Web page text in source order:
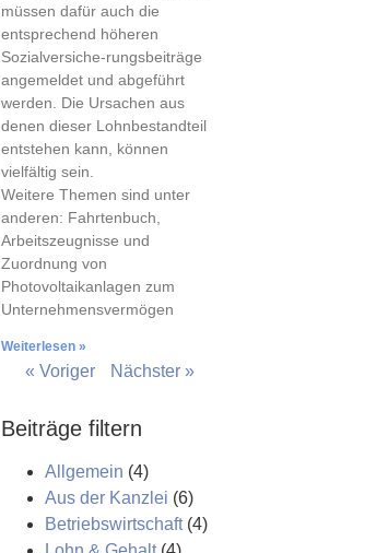
müssen dafür auch die
entsprechend höheren
Sozialversiche-rungsbeiträge
angemeldet und abgeführt
werden. Die Ursachen aus
denen dieser Lohnbestandteil
entstehen kann, können
vielfältig sein.
Weitere Themen sind unter
anderen: Fahrtenbuch,
Arbeitszeugnisse und
Zuordnung von
Photovoltaikanlagen zum
Unternehmensvermögen
Weiterlesen »
« Voriger Nächster »
Beiträge filtern
Allgemein (4)
Aus der Kanzlei (6)
Betriebswirtschaft(4)